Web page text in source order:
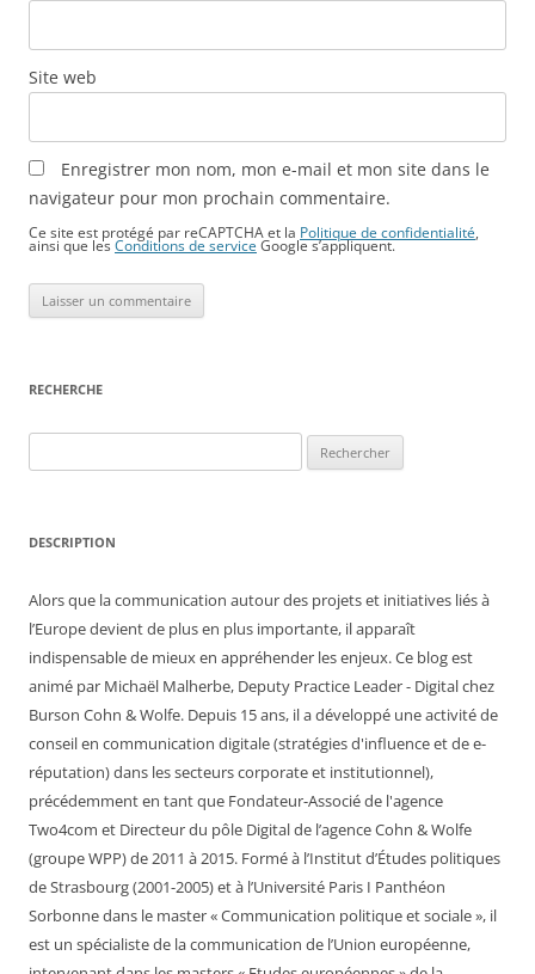
Site web
Enregistrer mon nom, mon e-mail et mon site dans le
navigateur pour mon prochain commentaire.
Ce site est protégé par reCAPTCHA et la Politique de confidentialité
ainsi que lesConditions de service Google s’appliquent.
RECHERCHE
DESCRIPTION
Alors que la communication autour des projets et initiatives liés à
l’Europe devient de plus en plus importante, il apparaît
indispensable de mieux en appréhender les enjeux. Ce blog est
animé par Michaël Malherbe, Deputy Practice Leader - Digital chez
Burson Cohn & Wolfe. Depuis 15 ans, il a développé une activité de
conseil en communication digitale (stratégies d'influence et de e-
réputation) dans les secteurs corporate et institutionnel),
précédemment en tant que Fondateur-Associé de l'agence
Two4com et Directeur du pôle Digital de l’agence Cohn & Wolfe
(groupe WPP) de 2011 à 2015. Formé à l’Institut d’Études politiques
de Strasbourg (2001-2005) et à l’Université Paris I Panthéon
Sorbonne dans le master « Communication politique et sociale », il
est un spécialiste de la communication de l’Union européenne,